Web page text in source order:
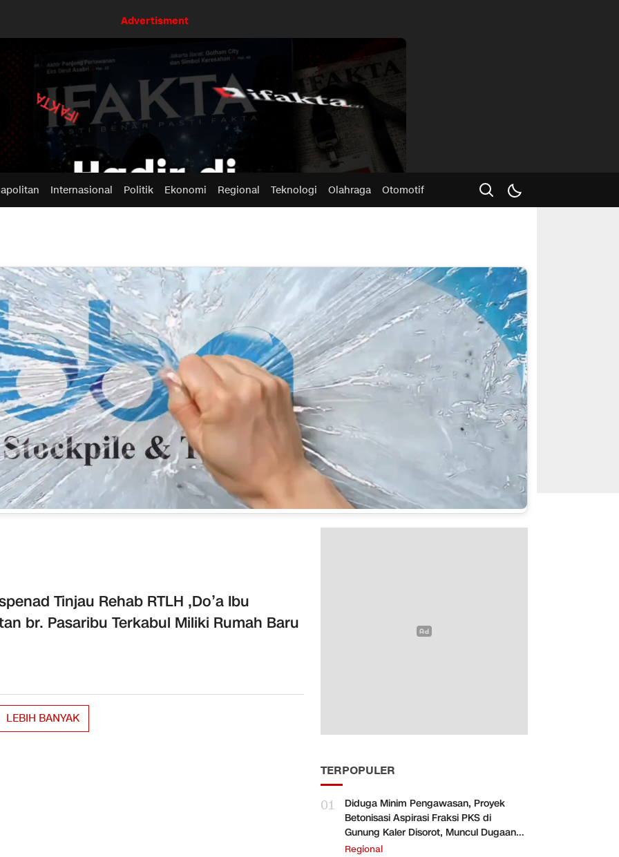
Advertisment
Internasional Politik Ekonomi Regional Teknologi Olahraga Otomotif
Tinjau Rehab RTLH ,Do’a Ibu
br. Pasaribu Terkabul Miliki Rumah Baru
LEBIH BANYAK
TERPOPULER
01
Diduga Minim Pengawasan, Proyek
Betonisasi Aspirasi Fraksi PKS di
Gunung Kaler Disorot, Muncul Dugaan
Pengurangan Volume
Regional